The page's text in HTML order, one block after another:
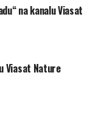
na kanalu Viasat
Viasat Nature